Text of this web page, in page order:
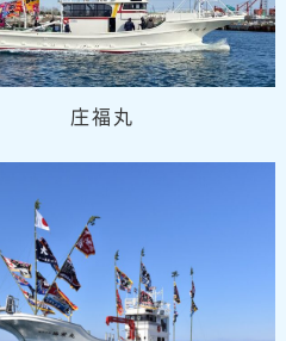
庄福丸